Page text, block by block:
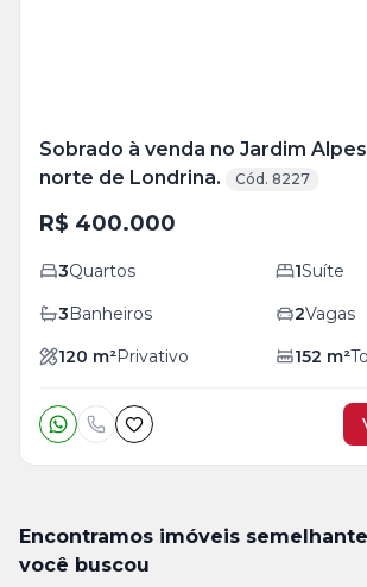
Sobrado à venda no Jardim
norte de Londrina.
Cód. 8227
R$ 400.000
3Quartos 1Suíte
3Banheiros 2Vagas
120 m²Privativo 152 m²
Encontramos imóveis
você buscou